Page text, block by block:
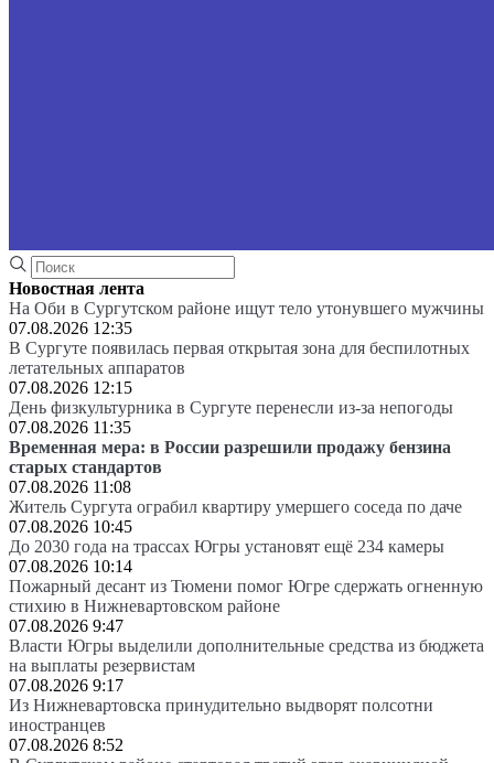
Новостная лента
На Оби в Сургутском районе ищут тело утонувшего мужчины
07.08.2026 12:35
В Сургуте появилась первая открытая зона для беспилотных
летательных аппаратов
07.08.2026 12:15
День физкультурника в Сургуте перенесли из-за непогоды
07.08.2026 11:35
Временная мера: в России разрешили продажу бензина
старых стандартов
07.08.2026 11:08
Житель Сургута ограбил квартиру умершего соседа по даче
07.08.2026 10:45
До 2030 года на трассах Югры установят ещё 234 камеры
07.08.2026 10:14
Пожарный десант из Тюмени помог Югре сдержать огненную
стихию в Нижневартовском районе
07.08.2026 9:47
Власти Югры выделили дополнительные средства из бюджета
на выплаты резервистам
07.08.2026 9:17
Из Нижневартовска принудительно выдворят полсотни
иностранцев
07.08.2026 8:52